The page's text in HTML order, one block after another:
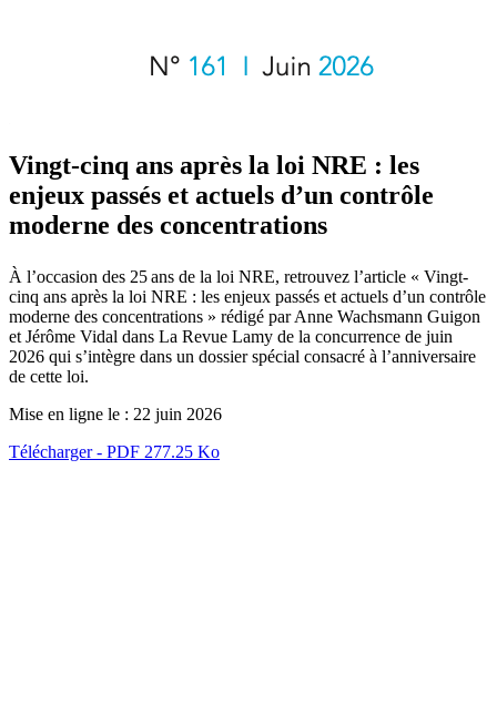
Vingt-cinq ans après la loi NRE : les
enjeux passés et actuels d’un contrôle
moderne des concentrations
À l’occasion des 25ans de la loi NRE, retrouvez l’article « Vingt-
cinq ans après la loi NRE : les enjeux passés et actuels d’un contrôle
moderne des concentrations » rédigé par Anne Wachsmann Guigon
et Jérôme Vidal dans La Revue Lamy de la concurrence de juin
2026 qui s’intègre dans un dossier spécial consacré à l’anniversaire
de cette loi.
Mise en ligne le : 22 juin 2026
Télécharger - PDF 277.25 Ko